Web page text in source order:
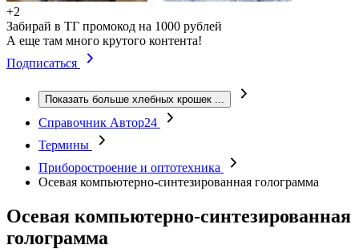
+2
Забирай в ТГ промокод на 1000 рублей
А еще там много крутого контента!
Подписаться
Показать больше хлебных крошек ...
Справочник Автор24
Термины
Приборостроение и оптотехника
Осевая компьютерно-синтезированная голограмма
Осевая компьютерно-синтезированная
голограмма